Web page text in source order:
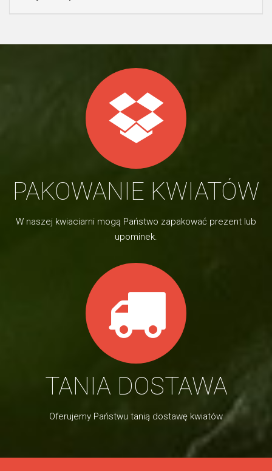
PAKOWANIE KWIATÓW
W naszej kwiaciarni mogą Państwo zapakować prezent lub
upominek.
TANIA DOSTAWA
Oferujemy Państwu tanią dostawę kwiatów